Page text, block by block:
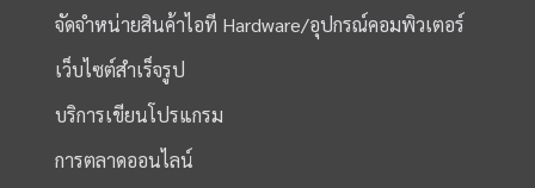
จัดจำหน่ายสินค้าไอที Hardware/อุปกรณ์คอมพิวเตอร์
เว็บไซต์สำเร็จรูป
บริการเขียนโปรแกรม
การตลาดออนไลน์